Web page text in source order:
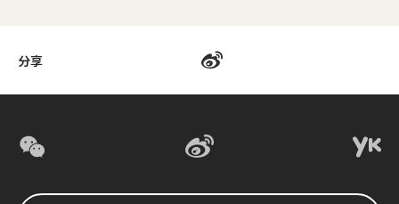
分享